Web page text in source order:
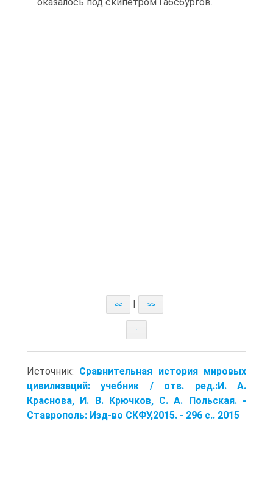
<< >>
↑
Источник: Сравнительная история мировых
цивилизаций: учебник / отв. ред.:И. А.
Краснова, И. В. Крючков, С. А. Польская. -
Ставрополь: Изд-во СКФУ,2015. - 296 с.. 2015